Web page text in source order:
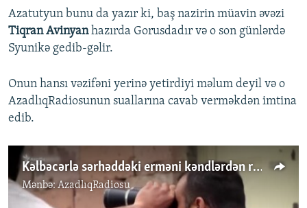
Azatutyun bunu da yazır ki, baş nazirin müavin əvəzi
Tiqran Avinyanhazırda Gorusdadır və o son günlərdə
Syunikə gedib-gəlir.
Onun hansı vəzifəni yerinə yetirdiyi məlum deyil və o
AzadlıqRadiosunun suallarına cavab verməkdən imtina
edib.
Kəlbəcərlə sərhəddəki erməni kəndlərdən reportaj
Mənbə: AzadlıqRadiosu